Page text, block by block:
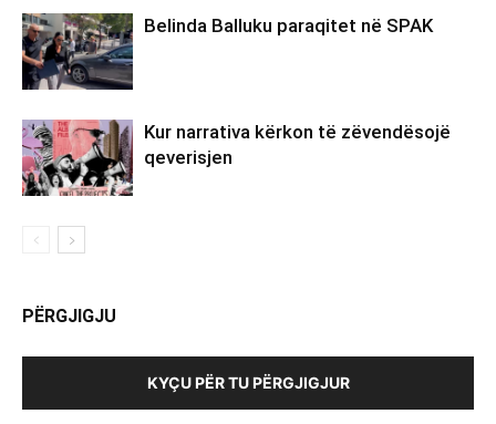
Belinda Balluku paraqitet në SPAK
Kur narrativa kërkon të zëvendësojë
qeverisjen
PËRGJIGJU
KYÇU PËR TU PËRGJIGJUR